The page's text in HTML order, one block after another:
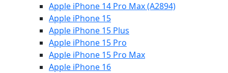
Apple iPhone 14 Pro Max (A2894)
Apple iPhone 15
Apple iPhone 15 Plus
Apple iPhone 15 Pro
Apple iPhone 15 Pro Max
Apple iPhone 16